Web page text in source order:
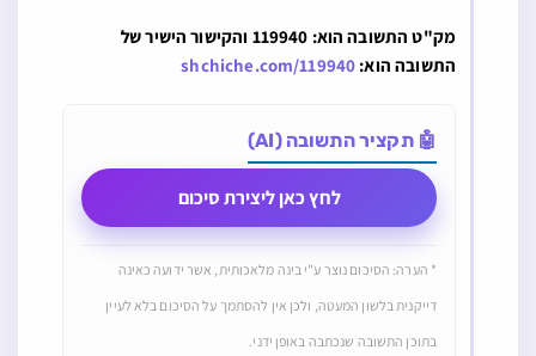
מק"ט התשובה הוא: 119940 והקישור הישיר של
התשובה הוא: shchiche.com/119940
🤖 תקציר התשובה (AI)
לחץ כאן ליצירת סיכום
* הערה: הסיכום נוצר ע"י בינה מלאכותית, אשר ידועה כאינה
דייקנית בלשון המעטה, ולכן אין להסתמך על הסיכום בלא לעיין
בתוכן התשובה שנכתבה באופן ידני.